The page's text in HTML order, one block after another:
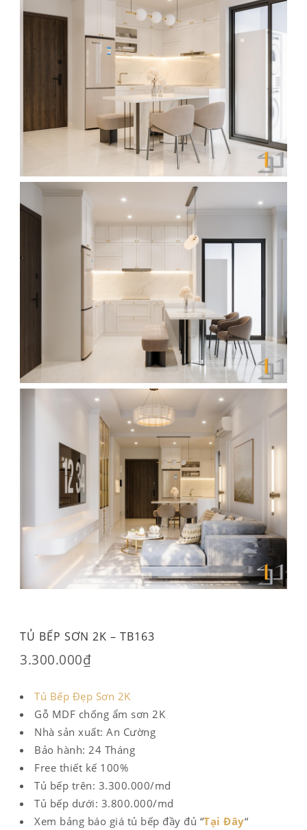
TỦ BẾP SƠN 2K – TB163
3.300.000₫
Tủ Bếp Đẹp Sơn 2K
Gỗ MDF chống ẩm sơn 2K
Nhà sản xuất: An Cường
Bảo hành: 24 Tháng
Free thiết kế 100%
Tủ bếp trên: 3.300.000/md
Tủ bếp dưới: 3.800.000/md
Xem bảng báo giá tủ bếp đầy đủ “Tại Đây“